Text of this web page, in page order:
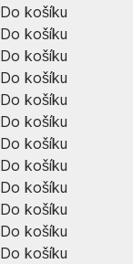
Do košíku
Do košíku
Do košíku
Do košíku
Do košíku
Do košíku
Do košíku
Do košíku
Do košíku
Do košíku
Do košíku
Do košíku